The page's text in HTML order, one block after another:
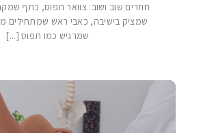
חוזרים שוב ושוב: צוואר תפוס, כתף
שמציק בישיבה, כאבי ראש שמתחילים
שמרגיש כמו תפוס [...]